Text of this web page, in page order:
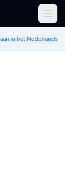
in het Nederlands